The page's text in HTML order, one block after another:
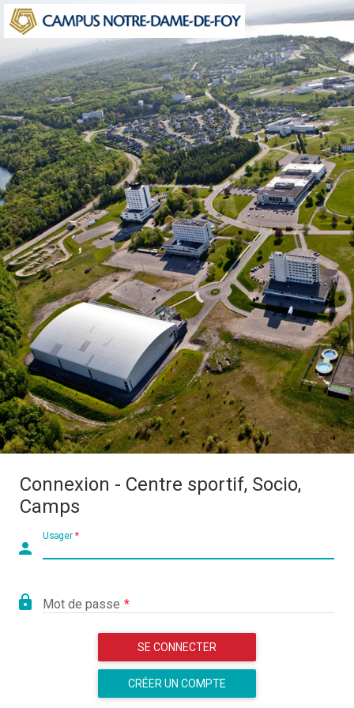
Connexion - Centre sportif, Socio,
Camps
person
Usager
lock Mot de passe
SE CONNECTER
CRÉER UN COMPTE